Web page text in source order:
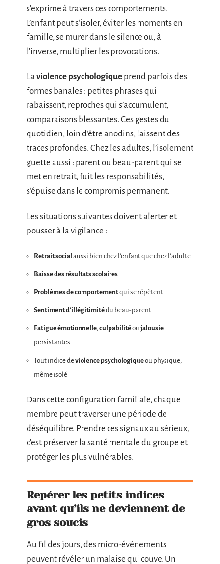
s’exprime à travers ces comportements.
L’enfant peut s’isoler, éviter les moments en
famille, se murer dans le silence ou, à
l’inverse, multiplier les provocations.
La violence psychologique prend parfois des
formes banales : petites phrases qui
rabaissent, reproches qui s’accumulent,
comparaisons blessantes. Ces gestes du
quotidien, loin d’être anodins, laissent des
traces profondes. Chez les adultes, l’isolement
guette aussi : parent ou beau-parent qui se
met en retrait, fuit les responsabilités,
s’épuise dans le compromis permanent.
Les situations suivantes doivent alerter et
pousser à la vigilance :
Retrait social aussi bien chez l’enfant que chez l’adulte
Baisse des résultats scolaires
Problèmes de comportementqui se répètent
Sentiment d’illégitimitédu beau-parent
Fatigue émotionnelle,culpabilitéoujalousie
persistantes
Tout indice deviolence psychologiqueou physique,
même isolé
Dans cette configuration familiale, chaque
membre peut traverser une période de
déséquilibre. Prendre ces signaux au sérieux,
c’est préserver la santé mentale du groupe et
protéger les plus vulnérables.
Repérer les petits indices
avant qu’ils ne deviennent de
gros soucis
Au fil des jours, des micro-événements
peuvent révéler un malaise qui couve. Un